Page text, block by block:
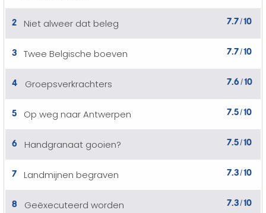
2 Niet alweer dat beleg 7.7/10
3 Twee Belgische boeven 7.7/10
4 Groepsverkrachters 7.6 /10
5 Op weg naar Antwerpen 7.5/10
6 Handgranaat gooien? 7.5/10
7 Landmijnen begraven 7.3/10
8 Geëxecuteerd worden 7.3/10